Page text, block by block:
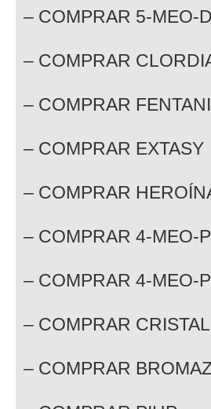
– COMPRAR 5-MEO-
– COMPRAR
– COMPRAR
– COMPRAR EXTASY
– COMPRAR
– COMPRAR 4-MEO-
– COMPRAR 4-MEO-
– COMPRAR
– COMPRAR